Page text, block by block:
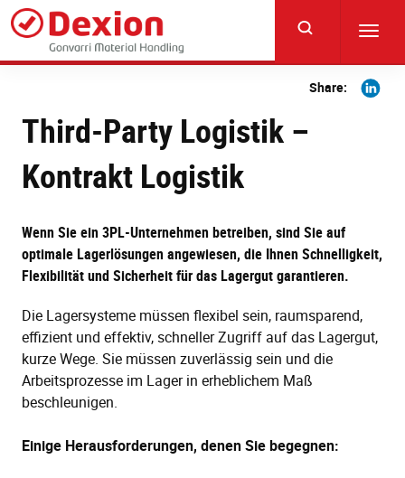
Skip
main
content
Share:
Share
Third-Party Logistik –
Kontrakt Logistik
Wenn Sie ein 3PL-Unternehmen betreiben, sind Sie auf
optimale Lagerlösungen angewiesen, die Ihnen Schnelligkeit,
Flexibilität und Sicherheit für das Lagergut garantieren.
Die Lagersysteme müssen flexibel sein, raumsparend,
effizient und effektiv, schneller Zugriff auf das Lagergut,
kurze Wege. Sie müssen zuverlässig sein und die
Arbeitsprozesse im Lager in erheblichem Maß
beschleunigen.
Einige Herausforderungen, denen Sie begegnen: